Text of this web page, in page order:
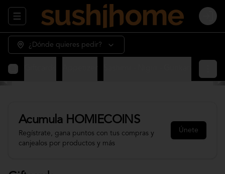
Abrir menu de navegación Login
¿Dónde quieres pedir?
Acumula HOMIECOINS
Regístrate, gana puntos con tus compras y
canjealos por productos y más
Únete